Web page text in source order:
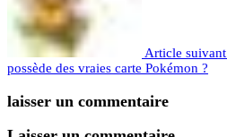
Article suivant
possède des vraies carte Pokémon ?
laisser un commentaire